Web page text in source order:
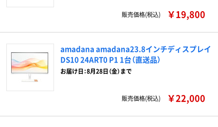
販売価格(税込) ￥19,800
amadana amadana23.8インチディスプレイ
DS10 24ART0 P1 1台（直送品）
お届け日：8月28日（金）まで
販売価格(税込) ￥22,000